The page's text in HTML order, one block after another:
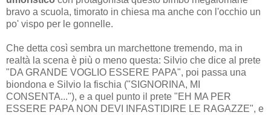
bravo a scuola, timorato in chiesa ma anche con l'occhio un
po' vispo per le gonnelle.
Che detta così sembra un marchettone tremendo, ma in
realtà la scena è più o meno questa: Silvio che dice al prete
"DA GRANDE VOGLIO ESSERE PAPA", poi passa una
biondona e Silvio la fischia ("SIGNORINA, MI
CONSENTA..."), e a quel punto il prete "EH MA PER
ESSERE PAPA NON DEVI INFASTIDIRE LE RAGAZZE", e